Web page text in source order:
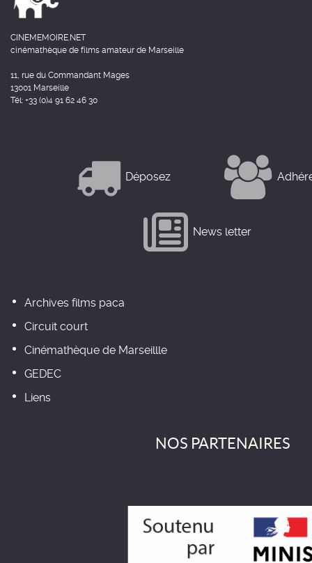
CINEMEMOIRE.NET
cinémathèque de films amateur de Marseille
11, rue du Commandant Mages
13001 Marseille
Tél: +33 (0)4 91 62 46 30
Déposez
News letter
Archives films paca
Circuit court
Cinémathèque de Marseillle
GEDEC
Liens
NOS PARTENAIRES